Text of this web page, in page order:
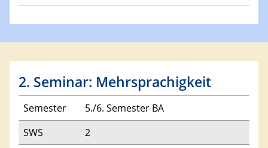
2. Seminar: Mehrsprachigkeit
Semester
5./6. Semester BA
SWS
2